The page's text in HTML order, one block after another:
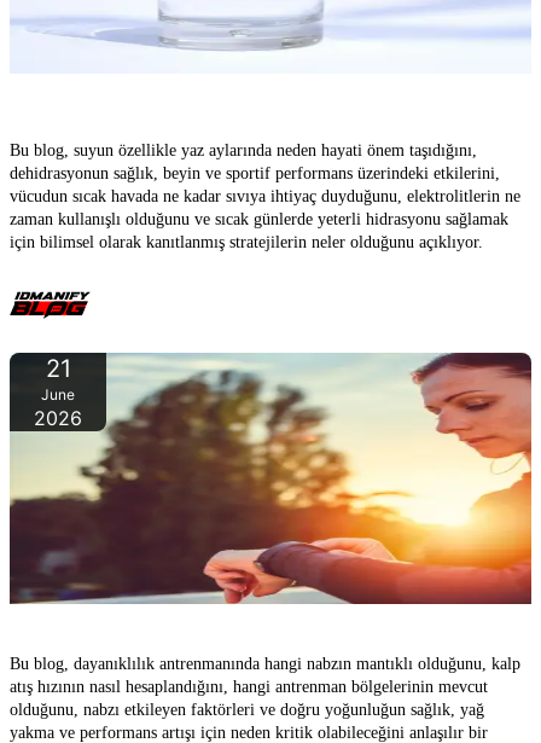
Bu blog, suyun özellikle yaz aylarında neden hayati önem taşıdığını,
dehidrasyonun sağlık, beyin ve sportif performans üzerindeki etkilerini,
vücudun sıcak havada ne kadar sıvıya ihtiyaç duyduğunu, elektrolitlerin ne
zaman kullanışlı olduğunu ve sıcak günlerde yeterli hidrasyonu sağlamak
için bilimsel olarak kanıtlanmış stratejilerin neler olduğunu açıklıyor.
21
June
2026
Bu blog, dayanıklılık antrenmanında hangi nabzın mantıklı olduğunu, kalp
atış hızının nasıl hesaplandığını, hangi antrenman bölgelerinin mevcut
olduğunu, nabzı etkileyen faktörleri ve doğru yoğunluğun sağlık, yağ
yakma ve performans artışı için neden kritik olabileceğini anlaşılır bir